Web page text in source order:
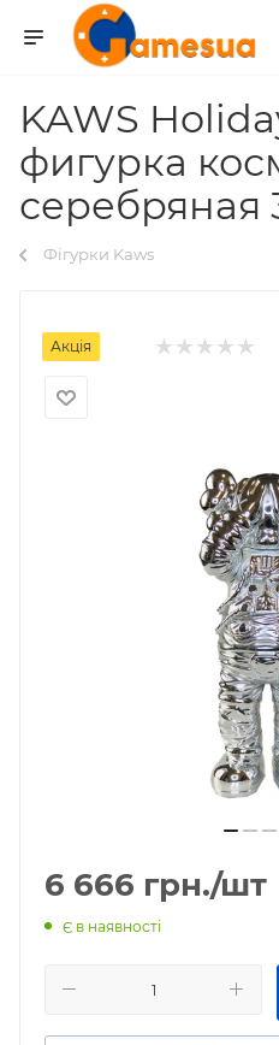
KAWS
фигурка
серебряная
Фігурки Kaws
Акція
6 666 грн./шт
Є в наявності